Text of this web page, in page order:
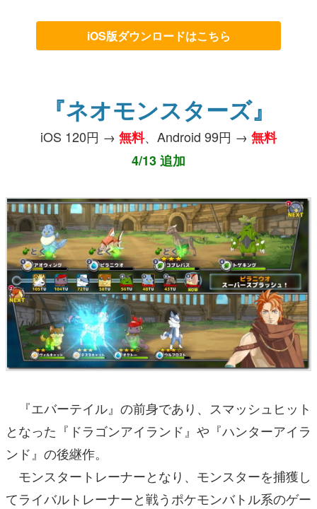
iOS版ダウンロードはこちら
『ネオモンスターズ』
iOS 120円 → 無料、Android 99円 → 無料
4/13 追加
『エバーテイル』の前身であり、スマッシュヒット
となった『ドラゴンアイランド』や『ハンターアイラ
ンド』の後継作。
モンスタートレーナーとなり、モンスターを捕獲し
てライバルトレーナーと戦うポケモンバトル系のゲー